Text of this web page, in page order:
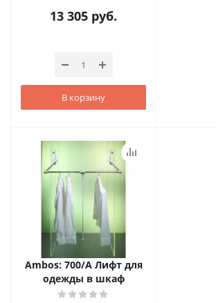
13 305 руб.
В корзину
Ambos: 700/A Лифт для
одежды в шкаф